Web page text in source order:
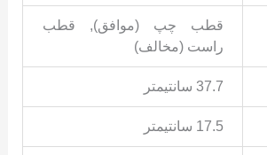
قطب چپ (موافق), قطب
راست (مخالف)
37.7 سانتیمتر
17.5 سانتیمتر